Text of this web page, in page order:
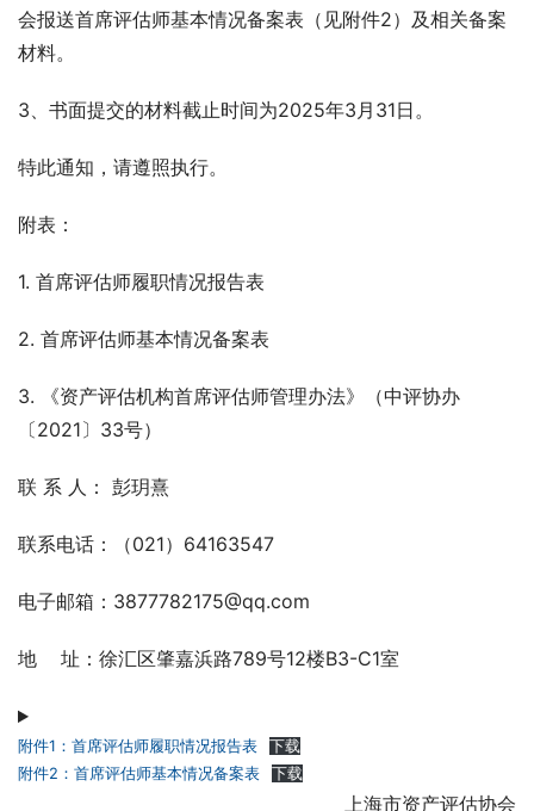
会报送首席评估师基本情况备案表（见附件2）及相关备案
材料。
3、书面提交的材料截止时间为2025年3月31日。
特此通知，请遵照执行。
附表：
1. 首席评估师履职情况报告表
2. 首席评估师基本情况备案表
3. 《资产评估机构首席评估师管理办法》（中评协办
〔2021〕33号）
联 系 人： 彭玥熹
联系电话：（021）64163547
电子邮箱：3877782175@qq.com
地    址：徐汇区肇嘉浜路789号12楼B3-C1室
附件1：首席评估师履职情况报告表
下载
附件2：首席评估师基本情况备案表
下载
上海市资产评估协会